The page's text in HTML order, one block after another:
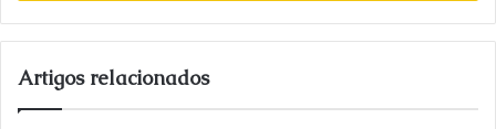
email
Artigos relacionados